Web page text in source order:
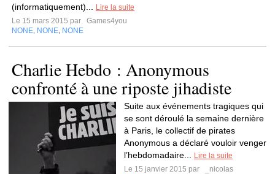
(informatiquement)...
Lire la suite
Le 15 mars 2015 par
Games4you
NONE NONE NONE
Charlie Hebdo : Anonymous
confronté à une riposte jihadiste
Suite aux événements tragiques qui
se sont déroulé la semaine dernière
à Paris, le collectif de pirates
Anonymous a déclaré vouloir venger
l’hebdomadaire...
Lire la suite
Le 15 janvier 2015 par
_nicolas